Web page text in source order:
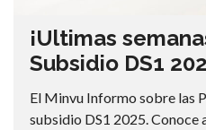
¡Ultimas
Subsidio DS1
El Minvu Informo sobre las
subsidio DS1 2025. Conoce